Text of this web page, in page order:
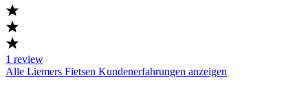
1 review
Alle Liemers Fietsen Kundenerfahrungen anzeigen